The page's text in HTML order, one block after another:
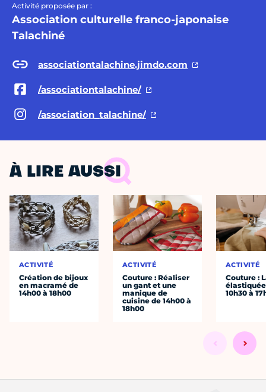
Activité proposée par :
Association culturelle franco-japonaise
Talachiné
associationtalachine.jimdo.com
/associationtalachine/
/association_talachine/
À LIRE AUSSI
ACTIVITÉ
Création de bijoux
en macramé de
14h00 à 18h00
ACTIVITÉ
Couture : Réaliser
un gant et une
manique de
cuisine de 14h00 à
18h00
ACTIVITÉ
Couture :
10h30 à